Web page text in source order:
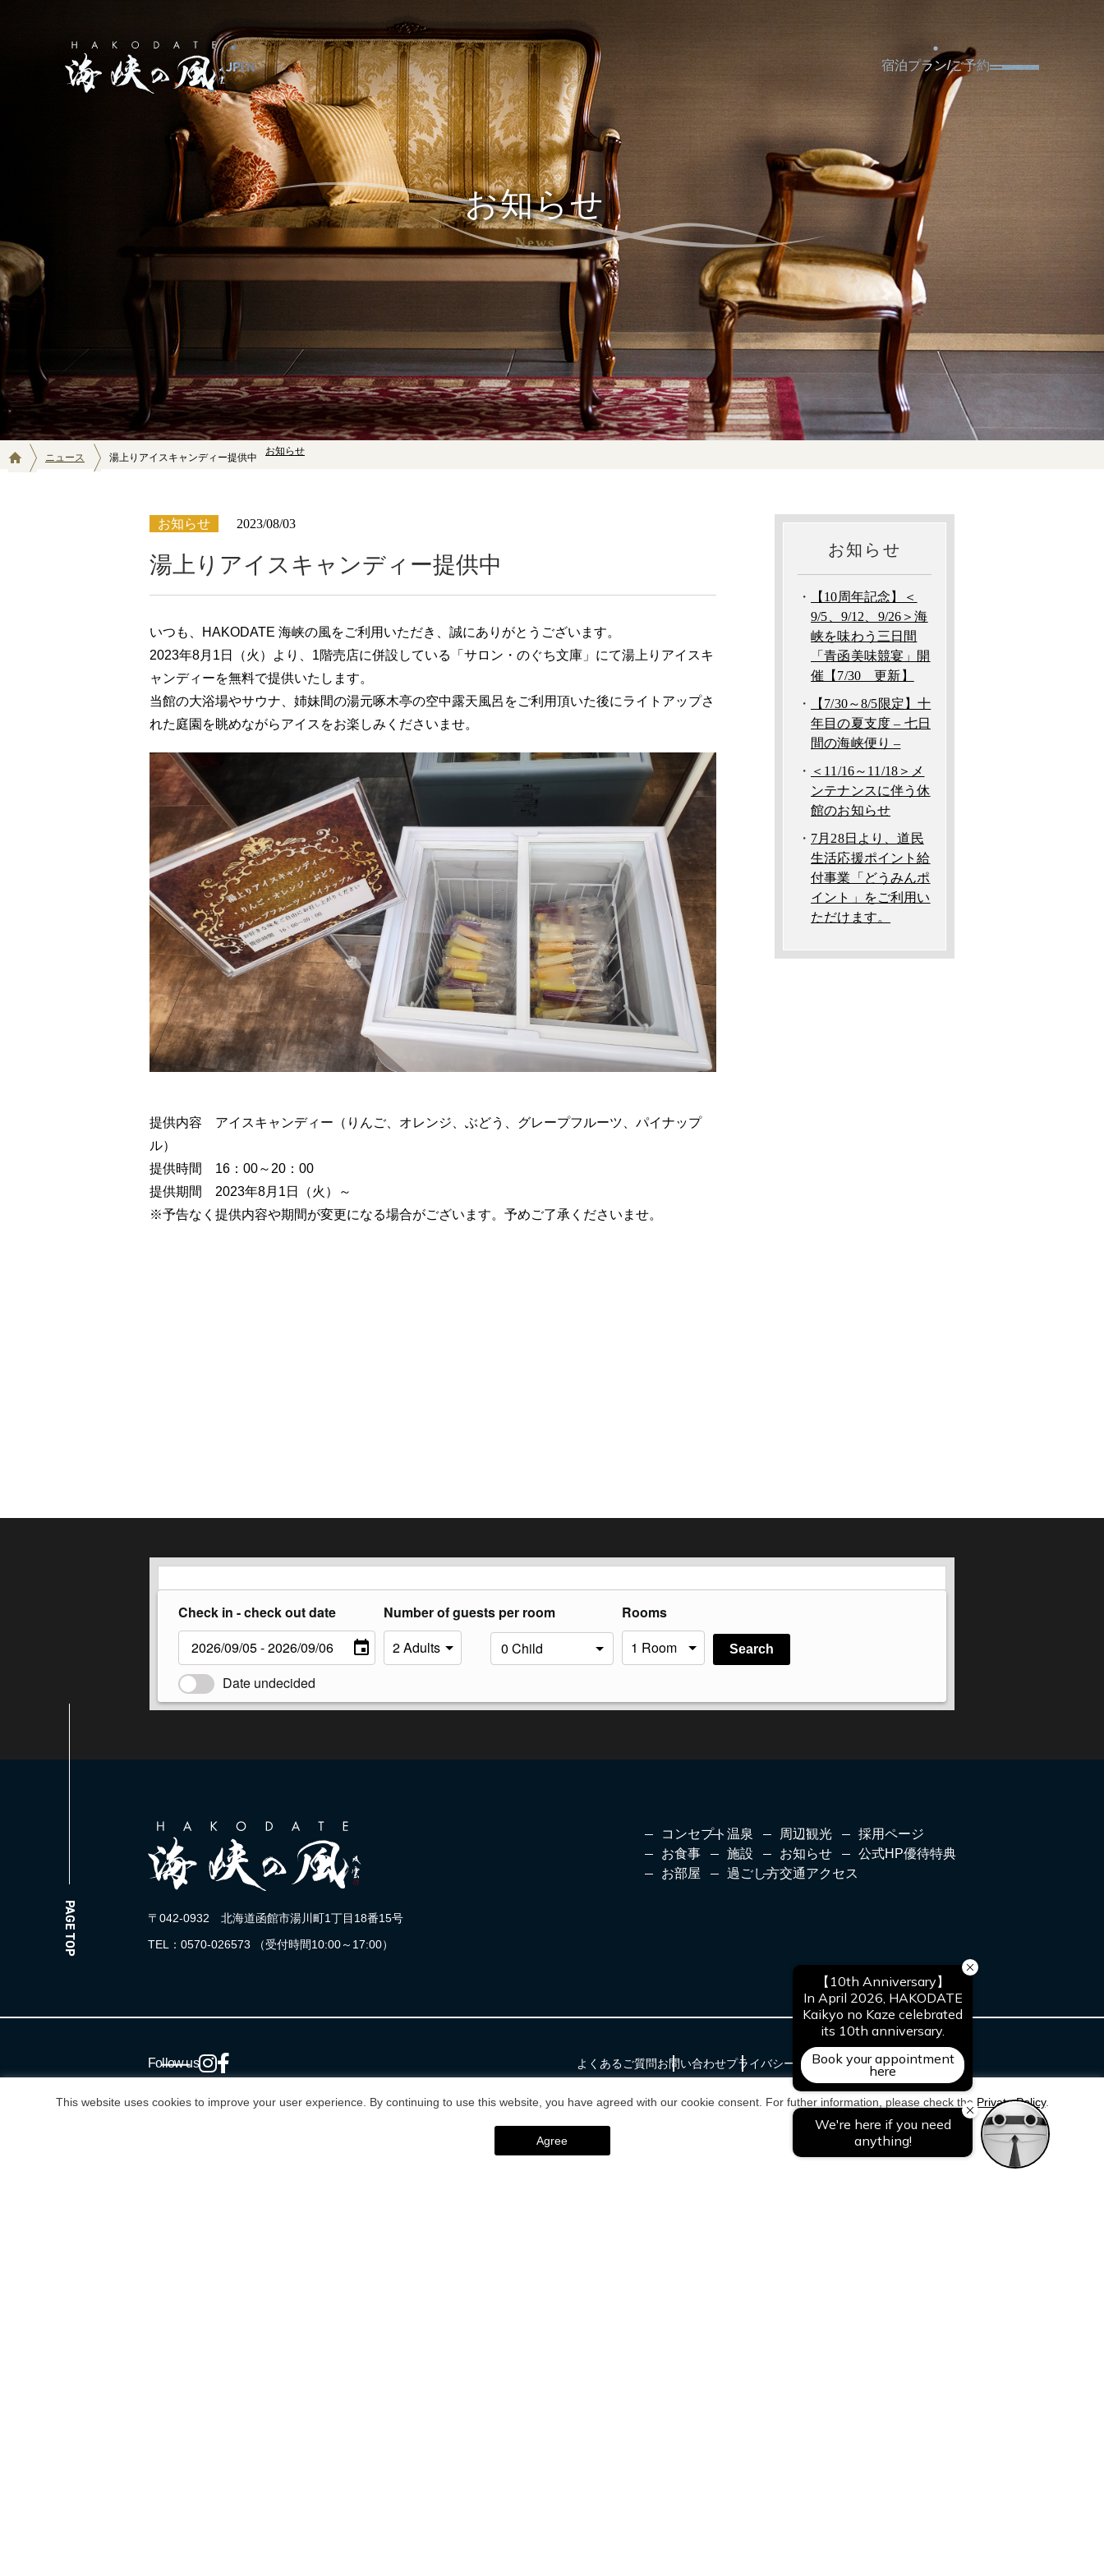
JPEN 宿泊プラン/ご予約
お知らせ
News
ニュース
お知らせ
湯上りアイスキャンディー提供中
お知らせ 2023/08/03
湯上りアイスキャンディー提供中
いつも、HAKODATE 海峡の風をご利用いただき、誠にありがとうございます。
2023年8月1日（火）より、1階売店に併設している「サロン・のぐち文庫」にて湯上りアイスキ
ャンディーを無料で提供いたします。
当館の大浴場やサウナ、姉妹間の湯元啄木亭の空中露天風呂をご利用頂いた後にライトアップさ
れた庭園を眺めながらアイスをお楽しみくださいませ。
提供内容 アイスキャンディー（りんご、オレンジ、ぶどう、グレープフルーツ、パイナップ
ル）
提供時間 16：00～20：00
提供期間 2023年8月1日（火）～
※予告なく提供内容や期間が変更になる場合がございます。予めご了承くださいませ。
お知らせ
【10周年記念】＜
9/5、9/12、9/26＞海
峡を味わう三日間
「青函美味競宴」開
催【7/30 更新】
【7/30～8/5限定】十
年目の夏支度 – 七日
間の海峡便り –
＜11/16～11/18＞メ
ンテナンスに伴う休
館のお知らせ
7月28日より、道民
生活応援ポイント給
付事業「どうみんポ
イント」をご利用い
ただけます。
Check in - check out date Number of guests per room Rooms
Search
Date undecided
PAGE TOP
〒042-0932 北海道函館市湯川町1丁目18番15号
TEL：0570-026573 （受付時間10:00～17:00）
コンセプト
お食事
お部屋
温泉
施設
過ごし方
周辺観光
お知らせ
交通アクセス
採用ページ
公式HP優待特典
Follow us よくあるご質問お問い合わせプライバシーポリシー宿泊約款会社案内PDF
© NOGUCHI KANKO CO,Ltd.
This website uses cookies to improve your user experience. By continuing to use this website, you have agreed with our cookie consent. For futher information, please check the Private Policy.
Agree